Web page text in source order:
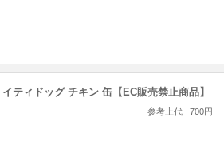
イティドッグ チキン 缶【EC販売禁止商品】
参考上代 700円